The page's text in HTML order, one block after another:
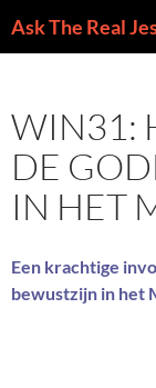
naar
WIN31:
DE
IN HET
Een krachtige
bewustzijn in het